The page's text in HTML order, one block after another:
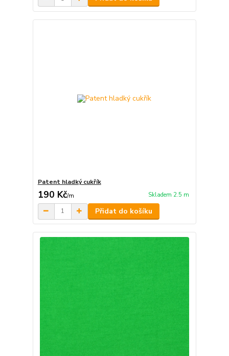
Patent hladký cukřík
190 Kč/m Skladem 2.5 m
Přidat do košíku